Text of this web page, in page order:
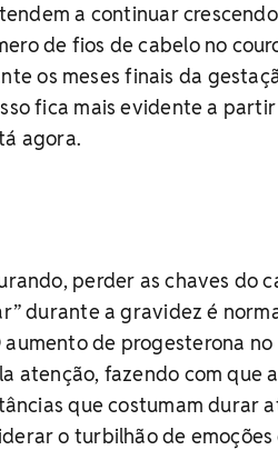
a continuar
de fios de cabelo no
os meses finais da
fica mais evidente a
agora.
perder as chaves do
durante a gravidez é
de progesterona no
atenção, fazendo com que
que costumam durar
o turbilhão de emoções